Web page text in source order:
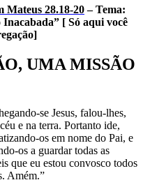
Mateus 28.18-20– Tema:
[ Só aqui você
UMA MISSÃO
se Jesus, falou-lhes,
e na terra. Portanto ide,
os em nome do Pai, e
os a guardar todas as
que eu estou convosco todos
Amém.”